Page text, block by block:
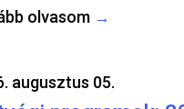
olvasom →
augusztus 05.